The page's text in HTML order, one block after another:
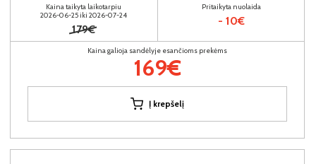
Kaina taikyta laikotarpiu
2026-06-25 iki 2026-07-24
179€
Pritaikyta nuolaida
- 10€
Kaina galioja sandėlyje esančioms prekėms
169€
Į krepšelį